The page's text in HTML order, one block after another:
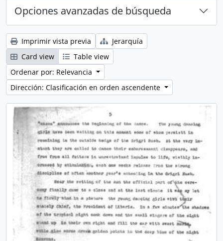
Opciones avanzadas de búsqueda
Imprimir vista previa
Jerarquía
Card view
Table view
Ordenar por: Relevancia
Dirección: Clasificación en orden ascendente